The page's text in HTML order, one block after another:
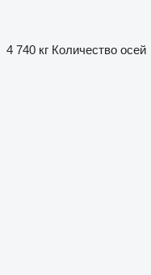
4 740 кг Количество осей